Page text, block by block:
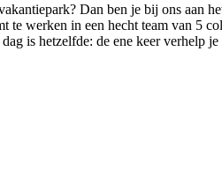
Dan ben je bij ons aan
te werken in een hecht team van 5
is hetzelfde: de ene keer verhelp